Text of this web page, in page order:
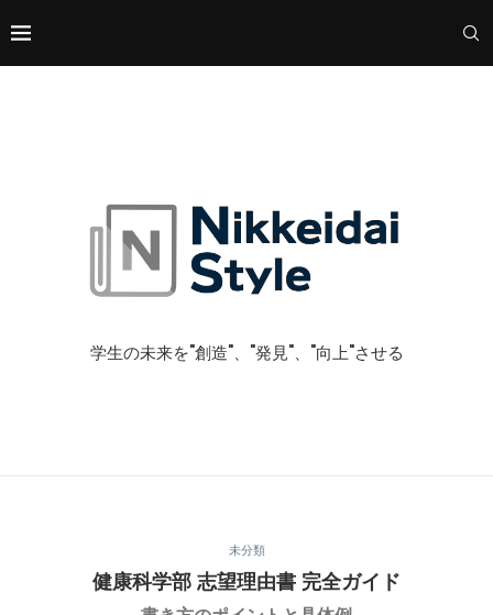
学生の未来を"創造"、"発見"、"向上"させる
未分類
健康科学部 志望理由書 完全ガイド